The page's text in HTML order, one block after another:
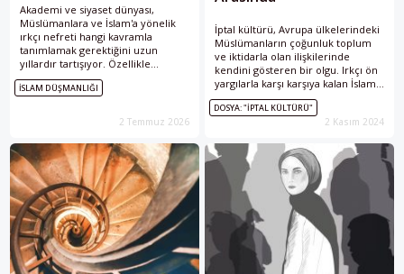
Akademi ve siyaset dünyası,
Müslümanlara ve İslam'a yönelik
ırkçı nefreti hangi kavramla
tanımlamak gerektiğini uzun
yıllardır tartışıyor. Özellikle
Almanya ve Fransa'da “İslamofobi”
kavramı, çoğu zaman komplo
Müslümanlara yönelik bu ırkçı
tanımlayan tek bir kavram
gerçekten var mı?
İSLAM DÜŞMANLIĞI
2 Temmuz 2026
İptal kültürü, Avrupa ülkelerindeki
Müslümanların çoğunluk toplum
ve iktidarla olan ilişkilerinde
kendini gösteren bir olgu. Irkçı ön
yargılarla karşı karşıya kalan İslami
toplum örgütleri, ya kendilerini
koruma refleksiyle hareket etmek
zorunda kalıyor ya da epistemik
sahip oluyor.
DOSYA: "İPTAL KÜLTÜRÜ"
2 Kasım 2024